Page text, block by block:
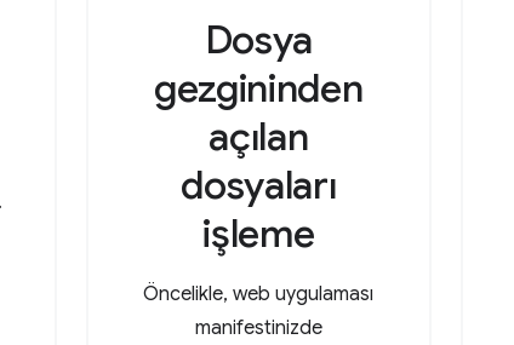
Dosya
gezgininden
açılan
dosyaları
işleme
Öncelikle, web uygulaması
manifestinizde